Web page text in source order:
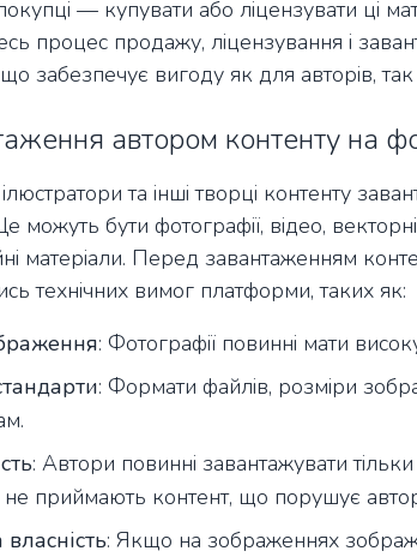
— купувати або ліцензувати ці
процес продажу, ліцензування і
забезпечує вигоду як для авторів, так
автором контенту на
та інші творці контенту
можуть бути фотографії, відео,
матеріали. Перед завантаженням
технічних вимог платформи, таких як:
: Фотографії повинні мати
: Формати файлів, розміри
: Автори повинні завантажувати
приймають контент, що порушує
: Якщо на зображеннях